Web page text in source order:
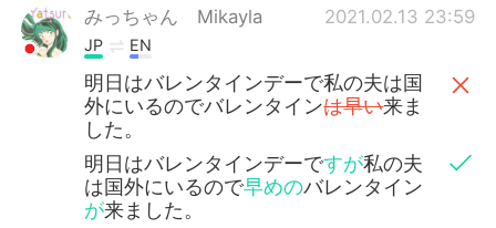
みっちゃん Mikayla 2021.02.13 23:59
JP EN
明日はバレンタインデーで私の夫は国
外にいるのでバレンタインは早い来ま
した。
明日はバレンタインデーですが私の夫
は国外にいるので早めのバレンタイン
が来ました。